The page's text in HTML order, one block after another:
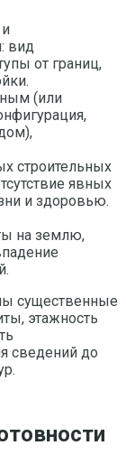
вид
от границ,
(или
строительных
явных
и здоровью.
на землю,
существенные
этажность
сведений до